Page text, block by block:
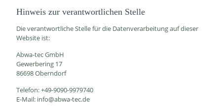
Hinweis zur verantwortlichen Stelle
Die verantwortliche Stelle für die Datenverarbeitung auf dieser
Website ist:
Abwa-tec GmbH
Gewerbering 17
86698 Oberndorf
Telefon: +49-9090-9979740
E-Mail: info@abwa-tec.de